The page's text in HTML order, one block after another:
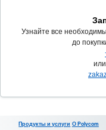
Узнайте все
до
Продукты и услуги О Polycom